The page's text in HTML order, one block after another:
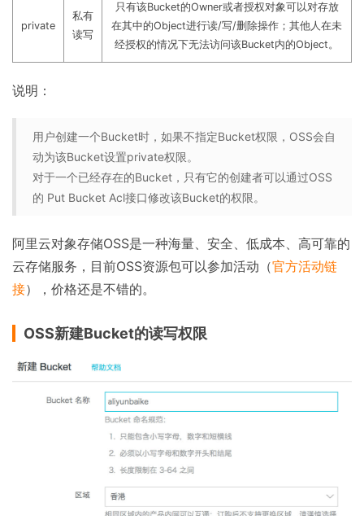
private
私有
读写
只有该Bucket的Owner或者授权对象可以对存放
在其中的Object进行读/写/删除操作；其他人在未
经授权的情况下无法访问该Bucket内的Object。
说明：
用户创建一个Bucket时，如果不指定Bucket权限，OSS会自
动为该Bucket设置private权限。
对于一个已经存在的Bucket，只有它的创建者可以通过OSS
的 Put Bucket Acl接口修改该Bucket的权限。
阿里云对象存储OSS是一种海量、安全、低成本、高可靠的
云存储服务，目前OSS资源包可以参加活动（官方活动链
接），价格还是不错的。
OSS新建Bucket的读写权限